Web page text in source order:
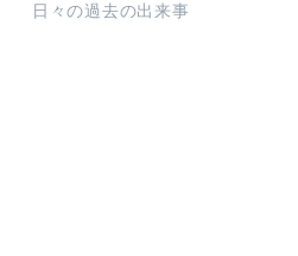
日々の過去の出来事